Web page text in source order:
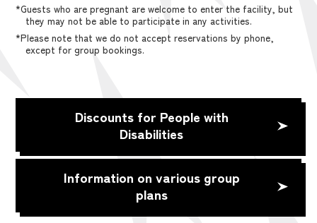
*Guests who are pregnant are welcome to enter the facility, but
they may not be able to participate in any activities.
*Please note that we do not accept reservations by phone,
except for group bookings.
Discounts for People with
Disabilities
Information on various group
plans